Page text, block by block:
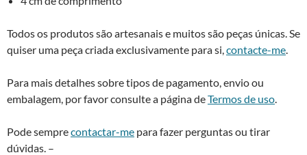
Todos os produtos são artesanais e muitos são peças únicas. Se
quiser uma peça criada exclusivamente para si, contacte-me
Para mais detalhes sobre tipos de pagamento, envio ou
embalagem, por favor consulte a página deTermos de uso
Pode semprecontactar-me para fazer perguntas ou tirar
dúvidas. –